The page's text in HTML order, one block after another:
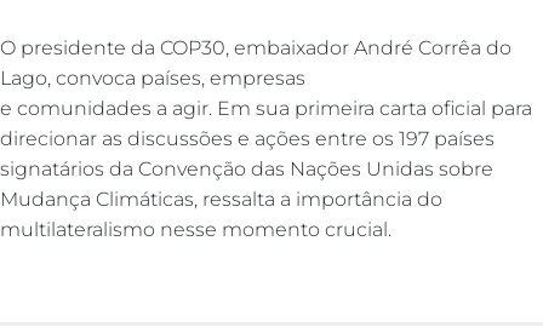
O presidente da COP30, embaixador André Corrêa do
Lago, convoca países, empresas
e comunidades a agir. Em sua primeira carta oficial para
direcionar as discussões e ações entre os 197 países
signatários da Convenção das Nações Unidas sobre
Mudança Climáticas, ressalta a importância do
multilateralismo nesse momento crucial.